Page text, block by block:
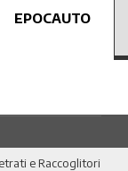
EPOCAUTO
e Raccoglitori